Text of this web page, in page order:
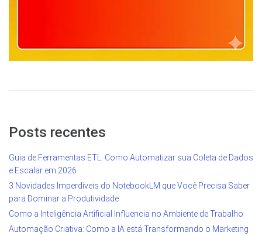
Posts recentes
Guia de Ferramentas ETL: Como Automatizar sua Coleta de Dados
e Escalar em 2026
3 Novidades Imperdíveis do NotebookLM que Você Precisa Saber
para Dominar a Produtividade
Como a Inteligência Artificial Influencia no Ambiente de Trabalho
Automação Criativa: Como a IA está Transformando o Marketing